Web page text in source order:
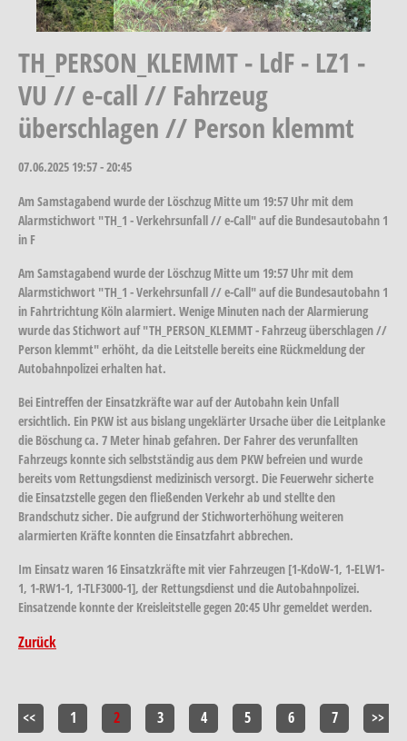
TH_PERSON_KLEMMT - LdF - LZ1 -
VU // e-call // Fahrzeug
überschlagen // Person klemmt
07.06.2025 19:57 - 20:45
Am Samstagabend wurde der Löschzug Mitte um 19:57 Uhr mit dem
Alarmstichwort "TH_1 - Verkehrsunfall // e-Call" auf die Bundesautobahn 1
in F
Am Samstagabend wurde der Löschzug Mitte um 19:57 Uhr mit dem
Alarmstichwort "TH_1 - Verkehrsunfall // e-Call" auf die Bundesautobahn 1
in Fahrtrichtung Köln alarmiert. Wenige Minuten nach der Alarmierung
wurde das Stichwort auf "TH_PERSON_KLEMMT - Fahrzeug überschlagen //
Person klemmt" erhöht, da die Leitstelle bereits eine Rückmeldung der
Autobahnpolizei erhalten hat.
Bei Eintreffen der Einsatzkräfte war auf der Autobahn kein Unfall
ersichtlich. Ein PKW ist aus bislang ungeklärter Ursache über die Leitplanke
die Böschung ca. 7 Meter hinab gefahren. Der Fahrer des verunfallten
Fahrzeugs konnte sich selbstständig aus dem PKW befreien und wurde
bereits vom Rettungsdienst medizinisch versorgt. Die Feuerwehr sicherte
die Einsatzstelle gegen den fließenden Verkehr ab und stellte den
Brandschutz sicher. Die aufgrund der Stichworterhöhung weiteren
alarmierten Kräfte konnten die Einsatzfahrt abbrechen.
Im Einsatz waren 16 Einsatzkräfte mit vier Fahrzeugen [1-KdoW-1, 1-ELW1-
1, 1-RW1-1, 1-TLF3000-1], der Rettungsdienst und die Autobahnpolizei.
Einsatzende konnte der Kreisleitstelle gegen 20:45 Uhr gemeldet werden.
Zurück
<< 1 2 3 4 5 6 7 >>